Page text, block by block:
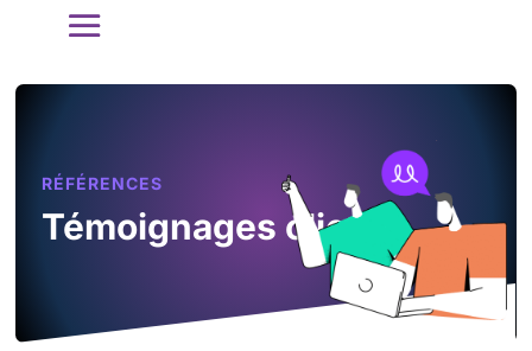
RÉFÉRENCES
Témoignages clients